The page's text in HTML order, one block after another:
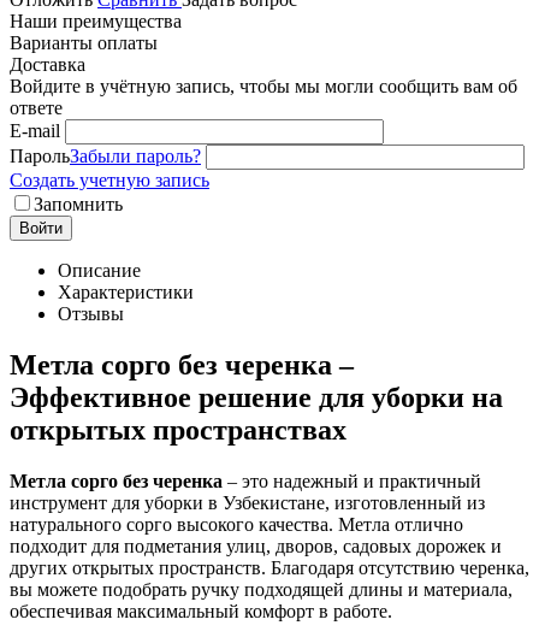
Наши преимущества
Варианты оплаты
Доставка
Войдите в учётную запись, чтобы мы могли сообщить вам об
ответе
E-mail
ПарольЗабыли пароль?
Создать учетную запись
Запомнить
Войти
Описание
Характеристики
Отзывы
Метла сорго без черенка –
Эффективное решение для уборки на
открытых пространствах
Метла сорго без черенка – это надежный и практичный
инструмент для уборки в Узбекистане, изготовленный из
натурального сорго высокого качества. Метла отлично
подходит для подметания улиц, дворов, садовых дорожек и
других открытых пространств. Благодаря отсутствию черенка,
вы можете подобрать ручку подходящей длины и материала,
обеспечивая максимальный комфорт в работе.